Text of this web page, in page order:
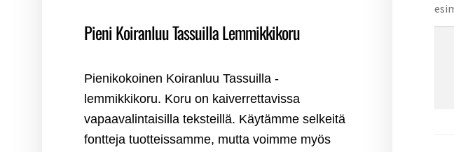
Pieni Koiranluu Tassuilla Lemmikkikoru
Pienikokoinen Koiranluu Tassuilla -
lemmikkikoru. Koru on kaiverrettavissa
vapaavalintaisilla teksteillä. Käytämme selkeitä
fontteja tuotteissamme, mutta voimme myös